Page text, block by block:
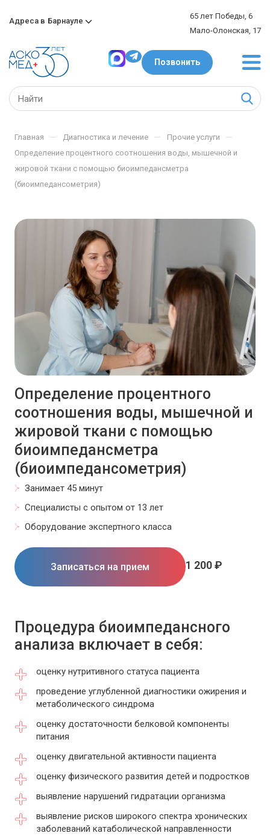
Адреса в Барнауле
65 лет Победы, 6
Мало-Олонская, 17
Позвонить
Главная — Диагностика и лечение — Прочие услуги —
Определение процентного соотношения воды, мышечной и
жировой ткани с помощью биоимпедансметра
(биоимпедансометрия)
Определение процентного
соотношения воды, мышечной и
жировой ткани с помощью
биоимпедансметра
(биоимпедансометрия)
Занимает 45 минут
Специалисты с опытом от 13 лет
Оборудование экспертного класса
Записаться на прием 1 200 ₽
Процедура биоимпедансного
анализа включает в себя:
оценку нутритивного статуса пациента
проведение углубленной диагностики ожирения и
метаболического синдрома
оценку достаточности белковой компоненты
питания
оценку двигательной активности пациента
оценку физического развития детей и подростков
выявление нарушений гидратации организма
выявление рисков широкого спектра хронических
заболеваний катаболической направленности